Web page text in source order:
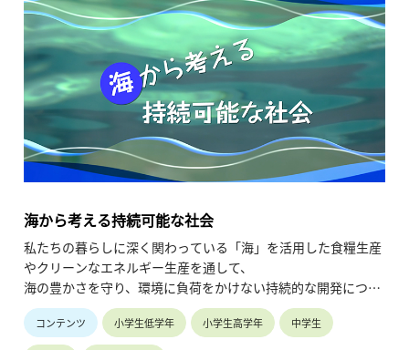
海から考える持続可能な社会
私たちの暮らしに深く関わっている「海」を活用した食糧生産
やクリーンなエネルギー生産を通して、
海の豊かさを守り、環境に負荷をかけない持続的な開発につい
て考えていきます。
コンテンツ 小学生低学年 小学生高学年 中学生